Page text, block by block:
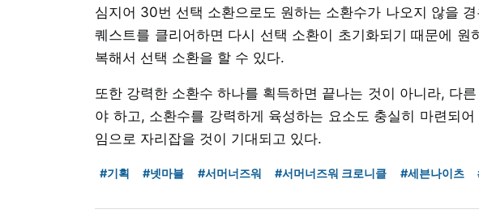
심지어 30번 선택 소환으로도 원하는 소환수가 나오지 않을
퀘스트를 클리어하면 다시 선택 소환이 초기화되기 때문에 원
복해서 선택 소환을 할 수 있다.
또한 강력한 소환수 하나를 획득하면 끝나는 것이 아니라, 다
야 하고, 소환수를 강력하게 육성하는 요소도 충실히 마련되
임으로 자리잡을 것이 기대되고 있다.
#기획 #넷마블 #서머너즈워 #서머너즈워 크로니클 #세븐나이츠